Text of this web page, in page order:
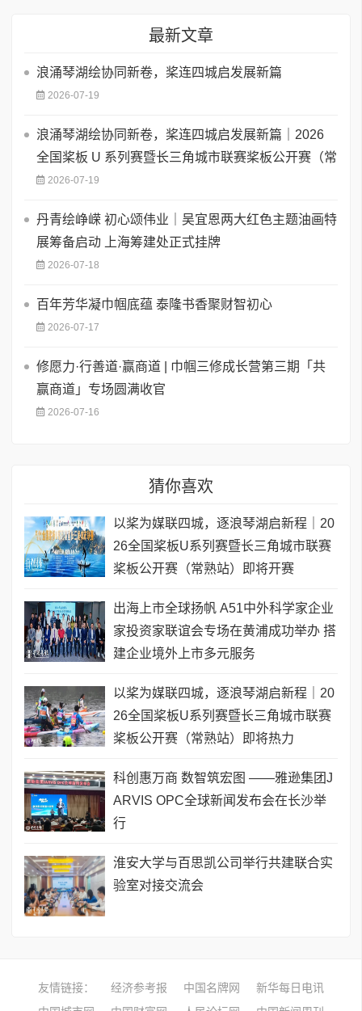
最新文章
浪涌琴湖绘协同新卷，桨连四城启发展新篇
2026-07-19
浪涌琴湖绘协同新卷，桨连四城启发展新篇｜2026
全国桨板 U 系列赛暨长三角城市联赛桨板公开赛（常
2026-07-19
丹青绘峥嵘 初心颂伟业｜吴宜恩两大红色主题油画特
展筹备启动 上海筹建处正式挂牌
2026-07-18
百年芳华凝巾帼底蕴 泰隆书香聚财智初心
2026-07-17
修愿力·行善道·赢商道 | 巾帼三修成长营第三期「共
赢商道」专场圆满收官
2026-07-16
猜你喜欢
以桨为媒联四城，逐浪琴湖启新程｜20
26全国桨板U系列赛暨长三角城市联赛
桨板公开赛（常熟站）即将开赛
出海上市全球扬帆 A51中外科学家企业
家投资家联谊会专场在黄浦成功举办 搭
建企业境外上市多元服务
以桨为媒联四城，逐浪琴湖启新程｜20
26全国桨板U系列赛暨长三角城市联赛
桨板公开赛（常熟站）即将热力
科创惠万商 数智筑宏图 ——雅逊集团J
ARVIS OPC全球新闻发布会在长沙举
行
淮安大学与百思凯公司举行共建联合实
验室对接交流会
友情链接： 经济参考报 中国名牌网
新华每日电讯